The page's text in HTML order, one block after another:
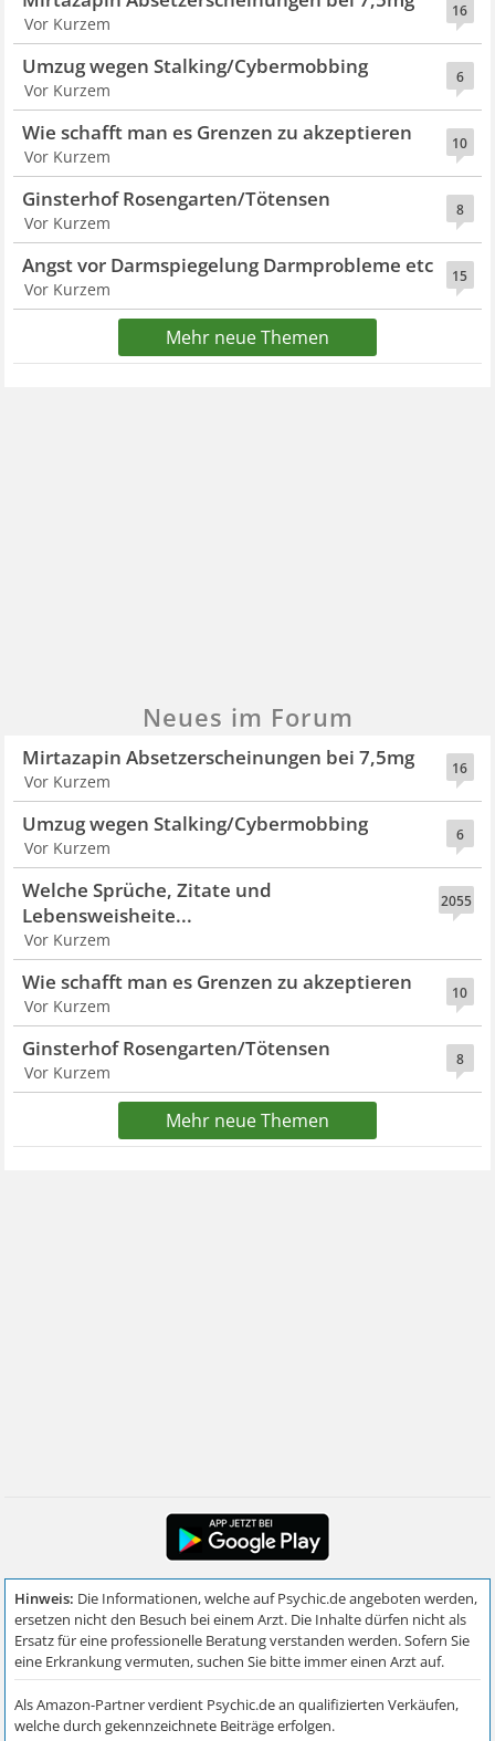
16
Vor Kurzem
6
Umzug wegen Stalking/Cybermobbing
Vor Kurzem
10
Wie schafft man es Grenzen zu akzeptieren
Vor Kurzem
8
Ginsterhof Rosengarten/Tötensen
Vor Kurzem
15
Angst vor Darmspiegelung Darmprobleme etc
Vor Kurzem
Mehr neue Themen
Neues im Forum
16
Mirtazapin Absetzerscheinungen bei 7,5mg
Vor Kurzem
6
Umzug wegen Stalking/Cybermobbing
Vor Kurzem
2055
Welche Sprüche, Zitate und
Lebensweisheite...
Vor Kurzem
10
Wie schafft man es Grenzen zu akzeptieren
Vor Kurzem
8
Ginsterhof Rosengarten/Tötensen
Vor Kurzem
Mehr neue Themen